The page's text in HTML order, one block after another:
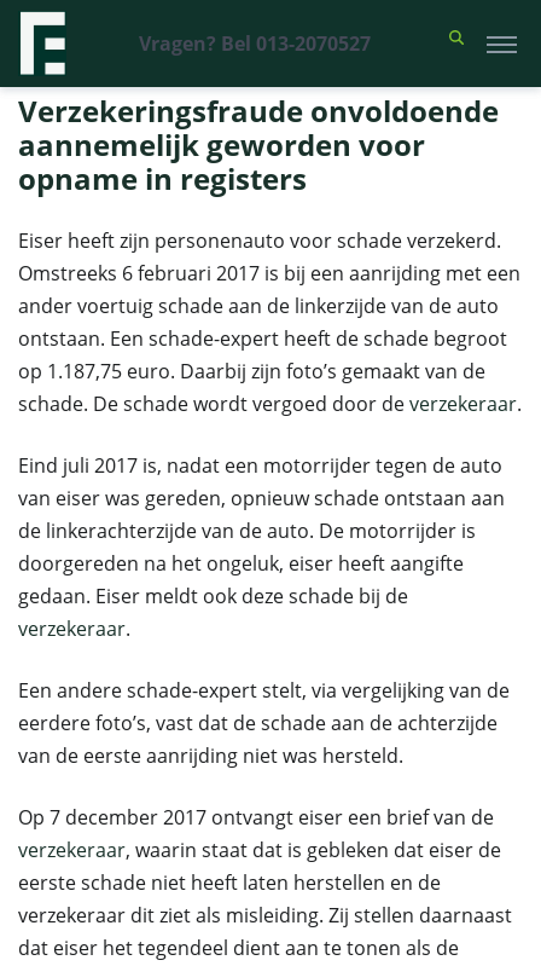
Vragen? Bel 013-2070527
Financieel Recht Advocaten >Uitspraken>Verzekeringsfraude
onvoldoende aannemelijk geworden voor opname in registers
Verzekeringsfraude onvoldoende
aannemelijk geworden voor
opname in registers
Eiser heeft zijn personenauto voor schade verzekerd.
Omstreeks 6 februari 2017 is bij een aanrijding met een
ander voertuig schade aan de linkerzijde van de auto
ontstaan. Een schade-expert heeft de schade begroot
op 1.187,75 euro. Daarbij zijn foto’s gemaakt van de
schade. De schade wordt vergoed door deverzekeraar.
Eind juli 2017 is, nadat een motorrijder tegen de auto
van eiser was gereden, opnieuw schade ontstaan aan
de linkerachterzijde van de auto. De motorrijder is
doorgereden na het ongeluk, eiser heeft aangifte
gedaan. Eiser meldt ook deze schade bij de
verzekeraar.
Een andere schade-expert stelt, via vergelijking van de
eerdere foto’s, vast dat de schade aan de achterzijde
van de eerste aanrijding niet was hersteld.
Op 7 december 2017 ontvangt eiser een brief van de
verzekeraar, waarin staat dat is gebleken dat eiser de
eerste schade niet heeft laten herstellen en de
verzekeraar dit ziet als misleiding. Zij stellen daarnaast
dat eiser het tegendeel dient aan te tonen als de